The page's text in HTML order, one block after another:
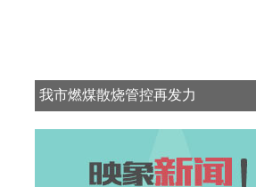
我市燃煤散烧管控再发力